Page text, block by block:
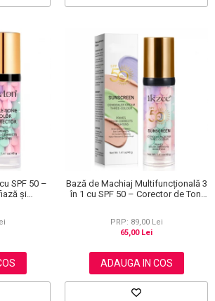
SPF 50 –
și
Bază de Machiaj Multifuncțională 3
în 1 cu SPF 50 – Corector de Ton,
PRP: 89,00 Lei
65,00 Lei
ADAUGA IN COS